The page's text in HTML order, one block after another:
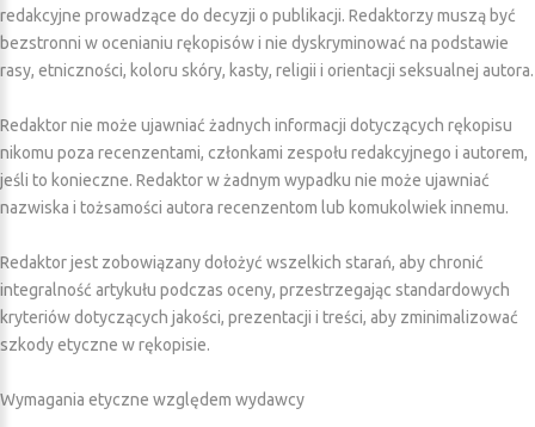
redakcyjne prowadzące do decyzji o publikacji. Redaktorzy muszą być
bezstronni w ocenianiu rękopisów i nie dyskryminować na podstawie
rasy, etniczności, koloru skóry, kasty, religii i orientacji seksualnej autora.
Redaktor nie może ujawniać żadnych informacji dotyczących rękopisu
nikomu poza recenzentami, członkami zespołu redakcyjnego i autorem,
jeśli to konieczne. Redaktor w żadnym wypadku nie może ujawniać
nazwiska i tożsamości autora recenzentom lub komukolwiek innemu.
Redaktor jest zobowiązany dołożyć wszelkich starań, aby chronić
integralność artykułu podczas oceny, przestrzegając standardowych
kryteriów dotyczących jakości, prezentacji i treści, aby zminimalizować
szkody etyczne w rękopisie.
Wymagania etyczne względem wydawcy